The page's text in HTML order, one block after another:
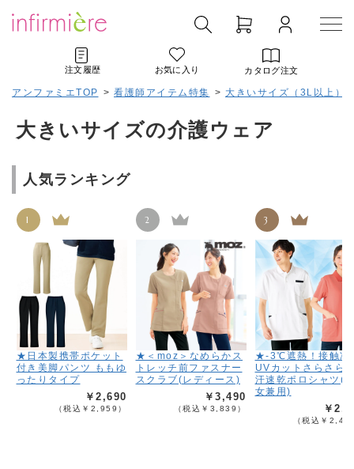
注文履歴 お気に入り カタログ注文
アンファミエTOP > 看護師アイテム特集 > 大きいサイズ（3L以上）
大きいサイズの介護ウェア
人気ランキング
1
★日本製携帯ポケット
付き美脚パンツ ももゆ
ったりタイプ
￥2,690
（税込￥2,959）
2
★＜moz＞なめらかス
トレッチ前ファスナー
スクラブ(レディース)
￥3,490
（税込￥3,839）
3
★-3℃遮熱！接触冷
UVカットさらさら
汗速乾ポロシャツ(
女兼用)
￥
（税込￥